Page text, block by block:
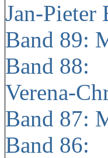
Jan-Pieter
Band 89:
Band 88:
Verena-
Band 87:
Band 86: